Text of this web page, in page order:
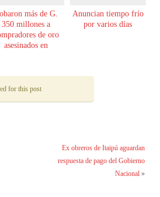
más de G.
350 millones a
de oro
asesinados en
Anuncian tiempo frío
por varios días
for this post
Ex obreros de Itaipú aguardan
respuesta de pago del Gobierno
Nacional»